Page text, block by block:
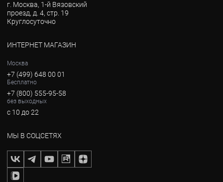
г. Москва, 1-й Вязовский
проезд, д. 4, стр. 19
Круглосуточно
ИНТЕРНЕТ МАГАЗИН
Москва
+7 (499) 648 00 01
Бесплатно
+7 (800) 555-95-58
без выходных
с 10 до 22
МЫ В СОЦСЕТЯХ